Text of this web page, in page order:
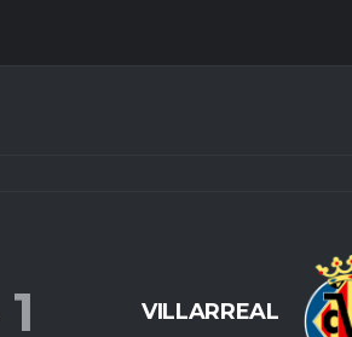
VILLARREAL
1